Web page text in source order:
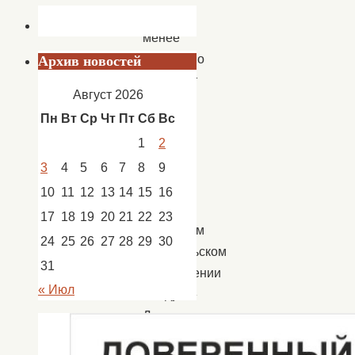
менее
интересно
проходит
месяц
лета
для
детей
в
досуговом
любительском
объединении
«Радуга»
Дома
Архив новостей
Август 2026
Пн Вт Ср Чт Пт Сб Вс
1
2
3
4 5 6 7 8
9
10 11 12 13 14 15 16
17 18 19 20 21 22 23
24 25 26 27 28 29 30
31
« Июл